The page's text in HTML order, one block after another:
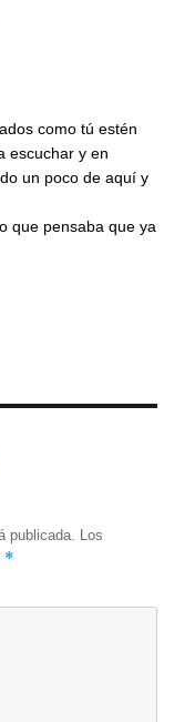
como tú estén
escuchar y en
un poco de aquí y
que pensaba que ya
publicada. Los
*